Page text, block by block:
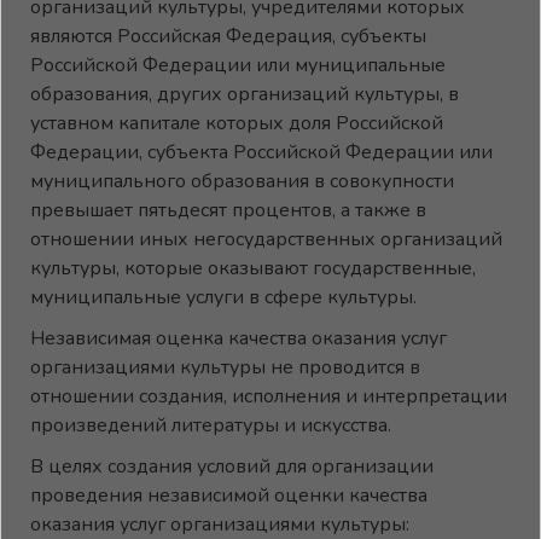
организаций культуры, учредителями которых
являются Российская Федерация, субъекты
Российской Федерации или муниципальные
образования, других организаций культуры, в
уставном капитале которых доля Российской
Федерации, субъекта Российской Федерации или
муниципального образования в совокупности
превышает пятьдесят процентов, а также в
отношении иных негосударственных организаций
культуры, которые оказывают государственные,
муниципальные услуги в сфере культуры.
Независимая оценка качества оказания услуг
организациями культуры не проводится в
отношении создания, исполнения и интерпретации
произведений литературы и искусства.
В целях создания условий для организации
проведения независимой оценки качества
оказания услуг организациями культуры: